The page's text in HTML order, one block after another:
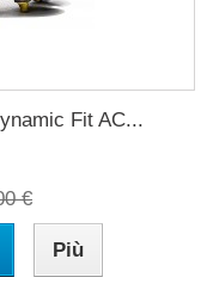
Fit AC...
€
Più